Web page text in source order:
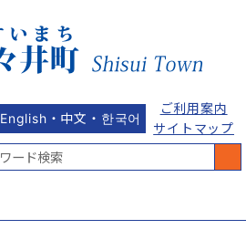
English・中文・한국어
ご利用案内
サイトマップ